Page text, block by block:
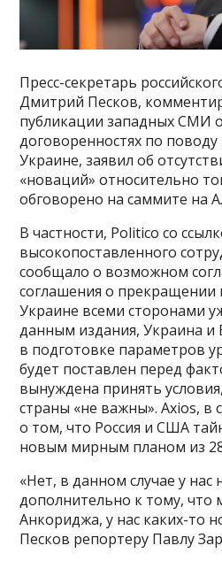
Пресс-секретарь
Дмитрий Песков,
публикации западных СМИ
договоренностях по
Украине, заявил об
«новаций» относительно
обговорено на саммите на
В частности, Politico со
высокопоставленного
сообщало о возможном
соглашения о прекращении
Украине всеми сторонами
данным издания, Украина и
в подготовке параметров
будет поставлен перед
вынуждена принять
страны «не важны». Axios, в
о том, что Россия и США
новым мирным планом из
«Нет, в данном случае у нас
дополнительно к тому, что
Анкориджа, у нас каких-то
Песков репортеру Павлу